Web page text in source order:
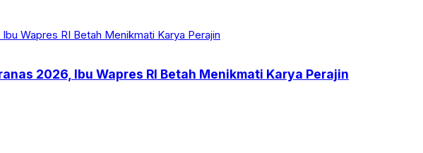
2026, Ibu Wapres RI Betah Menikmati Karya Perajin